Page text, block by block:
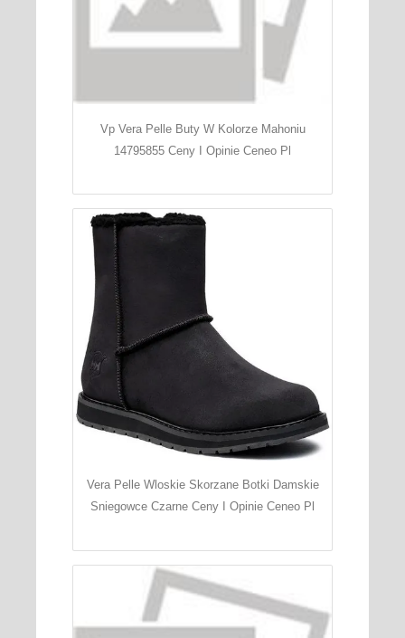
Vp Vera Pelle Buty W Kolorze Mahoniu
14795855 Ceny I Opinie Ceneo Pl
Vera Pelle Wloskie Skorzane Botki Damskie
Sniegowce Czarne Ceny I Opinie Ceneo Pl